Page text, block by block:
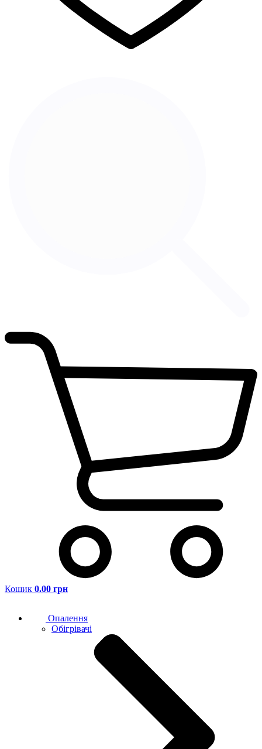
Кошик 0.00 грн
Опалення
Обігрівачі